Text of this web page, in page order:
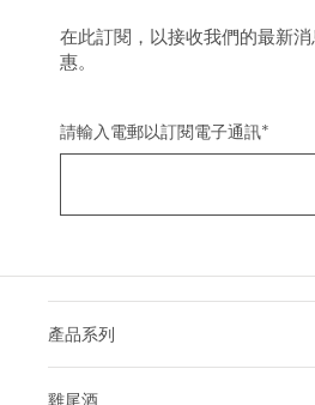
在此訂閱，以接收我們的最新
惠。
請輸入電郵以訂閱電子通訊*
產品系列
雞尾酒